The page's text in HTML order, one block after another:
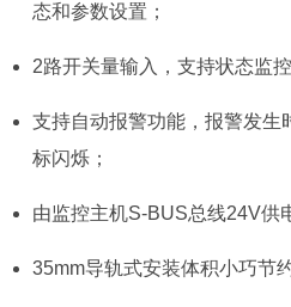
态和参数设置；
2路开关量输入，支持状态监
支持自动报警功能，报警发生
标闪烁；
由监控主机S-BUS总线24V供
35mm导轨式安装体积小巧节